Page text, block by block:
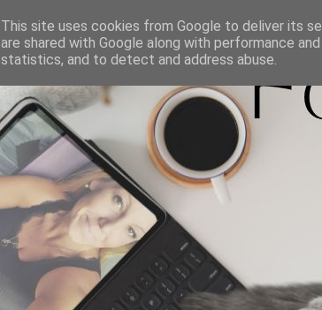
This site uses cookies from Google to deliver its
are shared with Google along with performance
statistics, and to detect and address abuse.